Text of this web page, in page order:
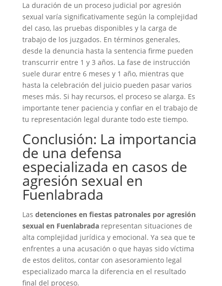
La duración de un proceso judicial por agresión
sexual varía significativamente según la complejidad
del caso, las pruebas disponibles y la carga de
trabajo de los juzgados. En términos generales,
desde la denuncia hasta la sentencia firme pueden
transcurrir entre 1 y 3 años. La fase de instrucción
suele durar entre 6 meses y 1 año, mientras que
hasta la celebración del juicio pueden pasar varios
meses más. Si hay recursos, el proceso se alarga. Es
importante tener paciencia y confiar en el trabajo de
tu representación legal durante todo este tiempo.
Conclusión: La importancia
de una defensa
especializada en casos de
agresión sexual en
Fuenlabrada
Las detenciones en fiestas patronales por agresión
sexual en Fuenlabradarepresentan situaciones de
alta complejidad jurídica y emocional. Ya sea que te
enfrentes a una acusación o que hayas sido víctima
de estos delitos, contar con asesoramiento legal
especializado marca la diferencia en el resultado
final del proceso.